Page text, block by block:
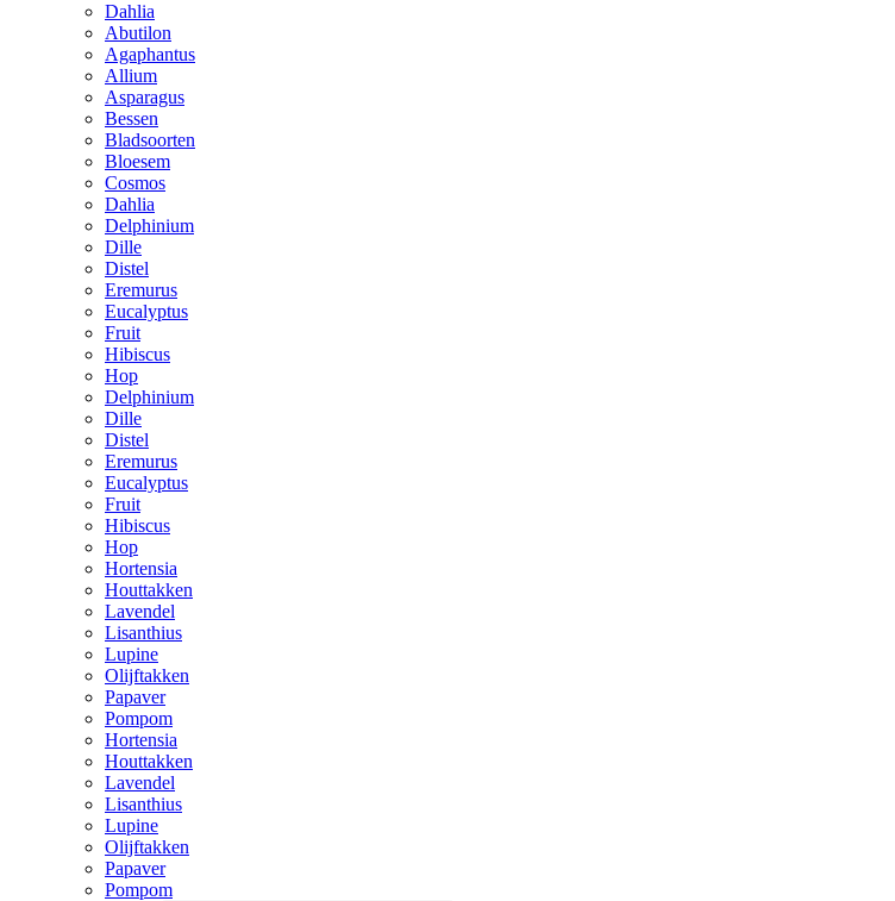
Dahlia
Abutilon
Agaphantus
Allium
Asparagus
Bessen
Bladsoorten
Bloesem
Cosmos
Dahlia
Delphinium
Dille
Distel
Eremurus
Eucalyptus
Fruit
Hibiscus
Hop
Delphinium
Dille
Distel
Eremurus
Eucalyptus
Fruit
Hibiscus
Hop
Hortensia
Houttakken
Lavendel
Lisanthius
Lupine
Olijftakken
Papaver
Pompom
Hortensia
Houttakken
Lavendel
Lisanthius
Lupine
Olijftakken
Papaver
Pompom